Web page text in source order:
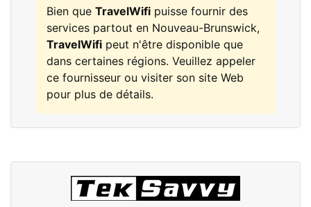
Bien que TravelWifi puisse fournir des
services partout en Nouveau-Brunswick,
TravelWifi peut n'être disponible que
dans certaines régions. Veuillez appeler
ce fournisseur ou visiter son site Web
pour plus de détails.